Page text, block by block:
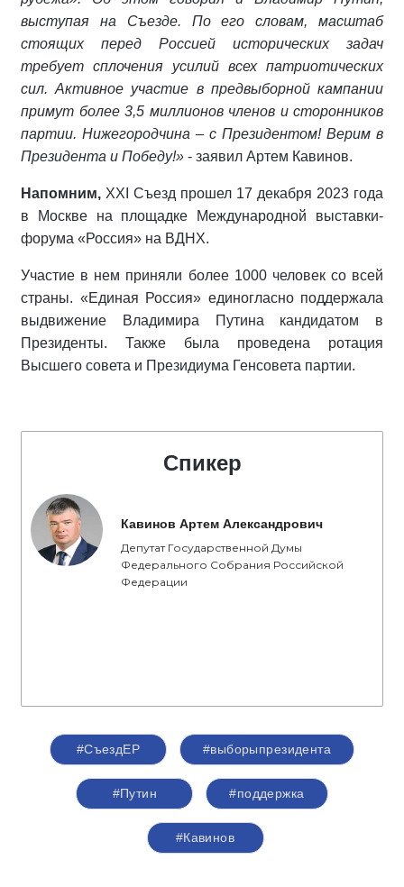
выступая на Съезде. По его словам, масштаб
стоящих перед Россией исторических задач
требует сплочения усилий всех патриотических
сил. Активное участие в предвыборной кампании
примут более 3,5 миллионов членов и сторонников
партии. Нижегородчина – с Президентом! Верим в
Президента и Победу!» - заявил Артем Кавинов.
Напомним, XXI Съезд прошел 17 декабря 2023 года
в Москве на площадке Международной выставки-
форума «Россия» на ВДНХ.
Участие в нем приняли более 1000 человек со всей
страны. «Единая Россия» единогласно поддержала
выдвижение Владимира Путина кандидатом в
Президенты. Также была проведена ротация
Высшего совета и Президиума Генсовета партии.
Спикер
Кавинов Артем Александрович
Депутат Государственной Думы
Федерального Собрания Российской
Федерации
#СъездЕР #выборыпрезидента
#Путин #поддержка
#Кавинов